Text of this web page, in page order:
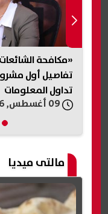
«مكافحة الشائعات
تفاصيل أول
تداول المعلومات
مالتى ميديا